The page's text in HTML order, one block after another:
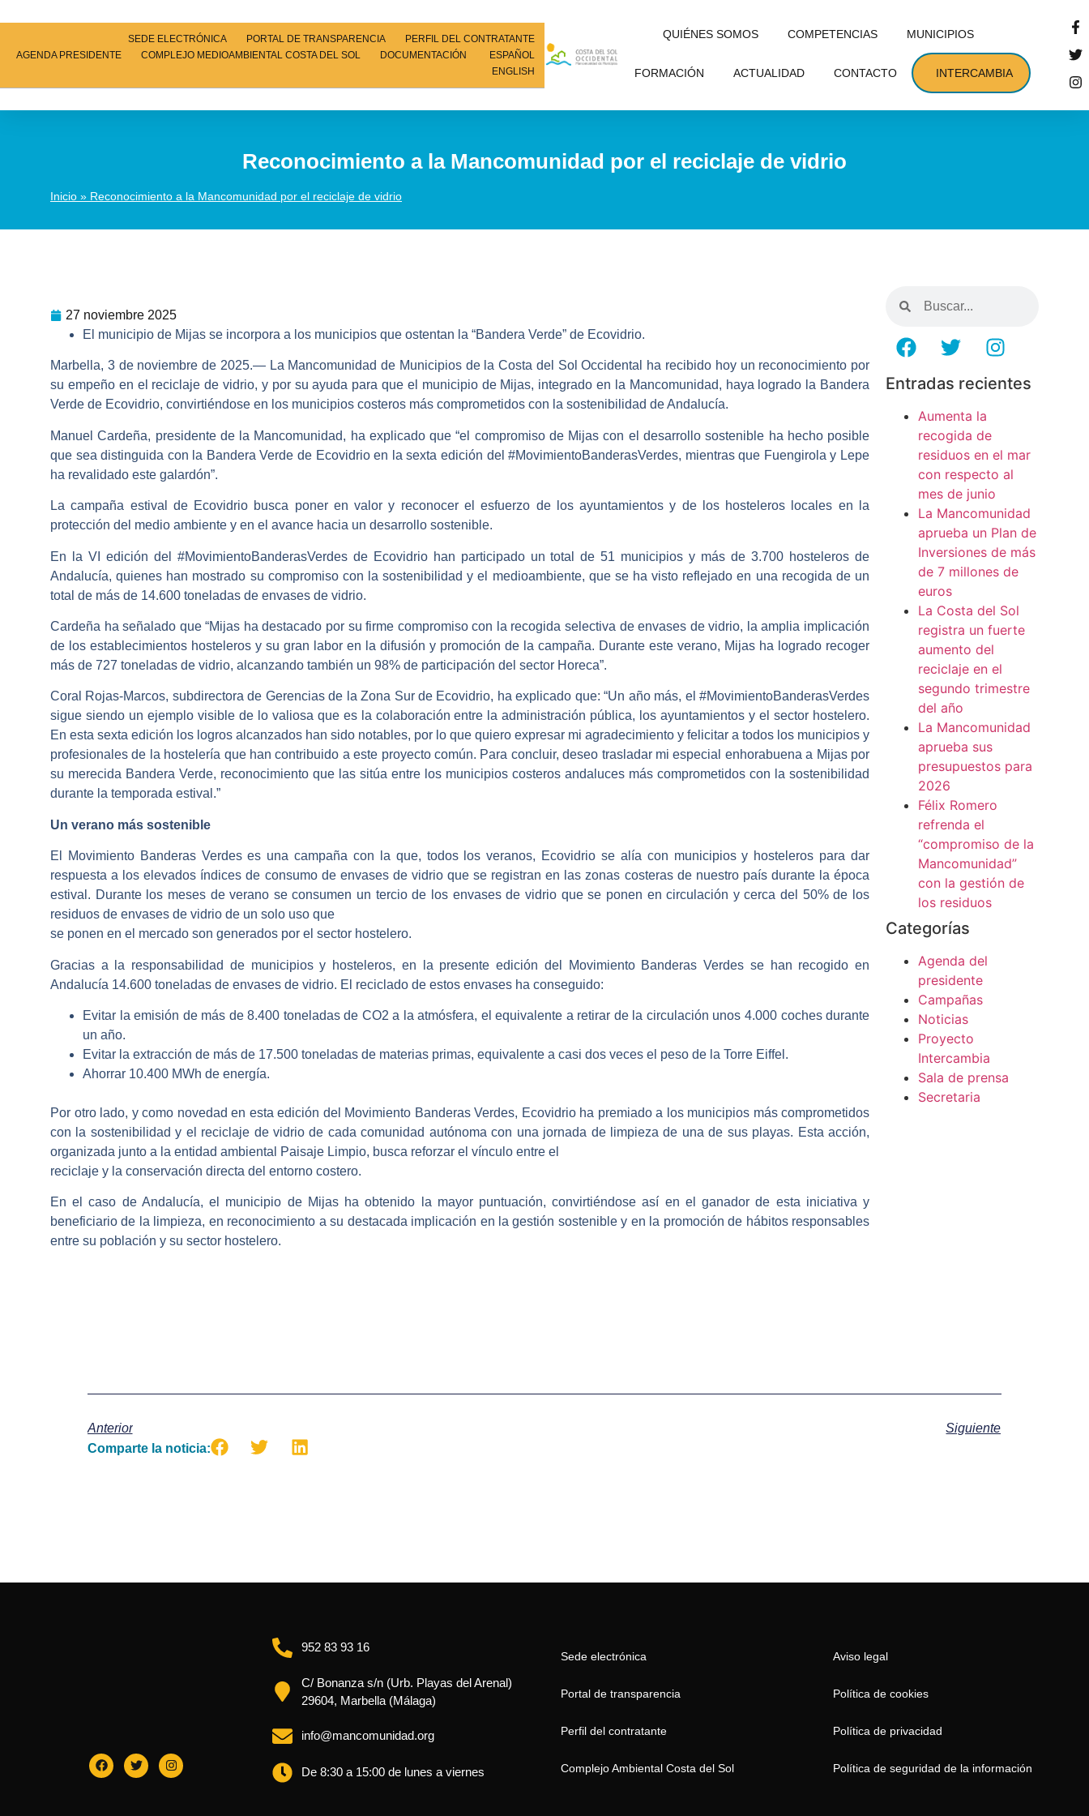
SEDE ELECTRÓNICA PORTAL DE TRANSPARENCIA
PERFIL DEL CONTRATANTE
AGENDA PRESIDENTE
COMPLEJO MEDIOAMBIENTAL COSTA DEL SOL DOCUMENTACIÓN
ESPAÑOL
ENGLISH
QUIÉNES SOMOS COMPETENCIAS MUNICIPIOS
FORMACIÓN ACTUALIDAD CONTACTO INTERCAMBIA
Reconocimiento a la Mancomunidad por el reciclaje de vidrio
Inicio » Reconocimiento a la Mancomunidad por el reciclaje de vidrio
27 noviembre 2025
El municipio de Mijas se incorpora a los municipios que ostentan la “Bandera Verde” de Ecovidrio.
Marbella, 3 de noviembre de 2025.— La Mancomunidad de Municipios de la Costa del Sol Occidental ha recibido hoy un reconocimiento por
su empeño en el reciclaje de vidrio, y por su ayuda para que el municipio de Mijas, integrado en la Mancomunidad, haya logrado la Bandera
Verde de Ecovidrio, convirtiéndose en los municipios costeros más comprometidos con la sostenibilidad de Andalucía.
Manuel Cardeña, presidente de la Mancomunidad, ha explicado que “el compromiso de Mijas con el desarrollo sostenible ha hecho posible
que sea distinguida con la Bandera Verde de Ecovidrio en la sexta edición del #MovimientoBanderasVerdes, mientras que Fuengirola y Lepe
ha revalidado este galardón”.
La campaña estival de Ecovidrio busca poner en valor y reconocer el esfuerzo de los ayuntamientos y de los hosteleros locales en la
protección del medio ambiente y en el avance hacia un desarrollo sostenible.
En la VI edición del #MovimientoBanderasVerdes de Ecovidrio han participado un total de 51 municipios y más de 3.700 hosteleros de
Andalucía, quienes han mostrado su compromiso con la sostenibilidad y el medioambiente, que se ha visto reflejado en una recogida de un
total de más de 14.600 toneladas de envases de vidrio.
Cardeña ha señalado que “Mijas ha destacado por su firme compromiso con la recogida selectiva de envases de vidrio, la amplia implicación
de los establecimientos hosteleros y su gran labor en la difusión y promoción de la campaña. Durante este verano, Mijas ha logrado recoger
más de 727 toneladas de vidrio, alcanzando también un 98% de participación del sector Horeca”.
Coral Rojas-Marcos, subdirectora de Gerencias de la Zona Sur de Ecovidrio, ha explicado que: “Un año más, el #MovimientoBanderasVerdes
sigue siendo un ejemplo visible de lo valiosa que es la colaboración entre la administración pública, los ayuntamientos y el sector hostelero.
En esta sexta edición los logros alcanzados han sido notables, por lo que quiero expresar mi agradecimiento y felicitar a todos los municipios y
profesionales de la hostelería que han contribuido a este proyecto común. Para concluir, deseo trasladar mi especial enhorabuena a Mijas por
su merecida Bandera Verde, reconocimiento que las sitúa entre los municipios costeros andaluces más comprometidos con la sostenibilidad
durante la temporada estival.”
Un verano más sostenible
El Movimiento Banderas Verdes es una campaña con la que, todos los veranos, Ecovidrio se alía con municipios y hosteleros para dar
respuesta a los elevados índices de consumo de envases de vidrio que se registran en las zonas costeras de nuestro país durante la época
estival. Durante los meses de verano se consumen un tercio de los envases de vidrio que se ponen en circulación y cerca del 50% de los
residuos de envases de vidrio de un solo uso que
se ponen en el mercado son generados por el sector hostelero.
Gracias a la responsabilidad de municipios y hosteleros, en la presente edición del Movimiento Banderas Verdes se han recogido en
Andalucía 14.600 toneladas de envases de vidrio. El reciclado de estos envases ha conseguido:
Evitar la emisión de más de 8.400 toneladas de CO2 a la atmósfera, el equivalente a retirar de la circulación unos 4.000 coches durante
un año.
Evitar la extracción de más de 17.500 toneladas de materias primas, equivalente a casi dos veces el peso de la Torre Eiffel.
Ahorrar 10.400 MWh de energía.
Por otro lado, y como novedad en esta edición del Movimiento Banderas Verdes, Ecovidrio ha premiado a los municipios más comprometidos
con la sostenibilidad y el reciclaje de vidrio de cada comunidad autónoma con una jornada de limpieza de una de sus playas. Esta acción,
organizada junto a la entidad ambiental Paisaje Limpio, busca reforzar el vínculo entre el
reciclaje y la conservación directa del entorno costero.
En el caso de Andalucía, el municipio de Mijas ha obtenido la mayor puntuación, convirtiéndose así en el ganador de esta iniciativa y
beneficiario de la limpieza, en reconocimiento a su destacada implicación en la gestión sostenible y en la promoción de hábitos responsables
entre su población y su sector hostelero.
Entradas recientes
Aumenta la
recogida de
residuos en el mar
con respecto al
mes de junio
La Mancomunidad
aprueba un Plan de
Inversiones de más
de 7 millones de
euros
La Costa del Sol
registra un fuerte
aumento del
reciclaje en el
segundo trimestre
del año
La Mancomunidad
aprueba sus
presupuestos para
2026
Félix Romero
refrenda el
“compromiso de la
Mancomunidad”
con la gestión de
los residuos
Categorías
Agenda del
presidente
Campañas
Noticias
Proyecto
Intercambia
Sala de prensa
Secretaria
Anterior
Siguiente
Comparte la noticia:
952 83 93 16
C/ Bonanza s/n (Urb. Playas del Arenal)
29604, Marbella (Málaga)
info@mancomunidad.org
De 8:30 a 15:00 de lunes a viernes
Sede electrónica
Portal de transparencia
Perfil del contratante
Complejo Ambiental Costa del Sol
Aviso legal
Política de cookies
Política de privacidad
Política de seguridad de la información